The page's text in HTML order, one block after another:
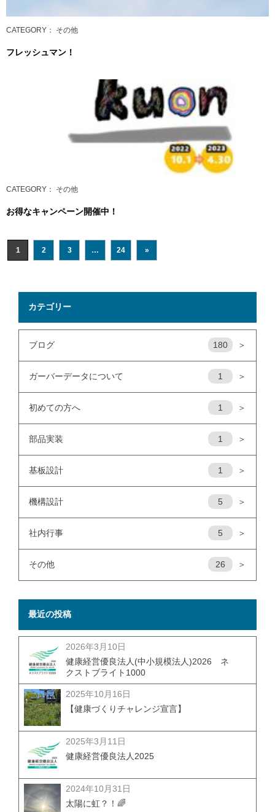
CATEGORY ： その他
フレッシュマン！
CATEGORY ： その他
お得なキャンペーン開催中！
1 2 3 … 24 »
カテゴリー
ブログ 180 ＞
ガーバーデータについて 1 ＞
初めての方へ 1 ＞
部品実装 1 ＞
基板設計 1 ＞
機構設計 5 ＞
社内行事 5 ＞
その他 26 ＞
最近の投稿
健康経営優良法人(中小規模法人)2026 ネ
クストブライト1000
2026年3月10日
【健康づくりチャレンジ宣言】
2025年10月16日
健康経営優良法人2025
2025年3月11日
太陽に虹？！🌈
2024年10月31日